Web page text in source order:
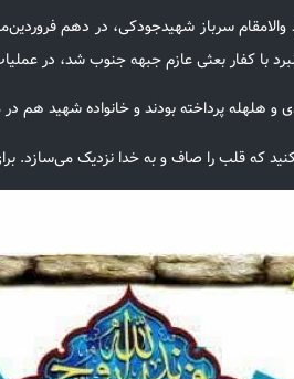
و هلهله پرداخته بودند و خانواده شهید
که قلب را صاف و به خدا نزدیک می‌سازد.